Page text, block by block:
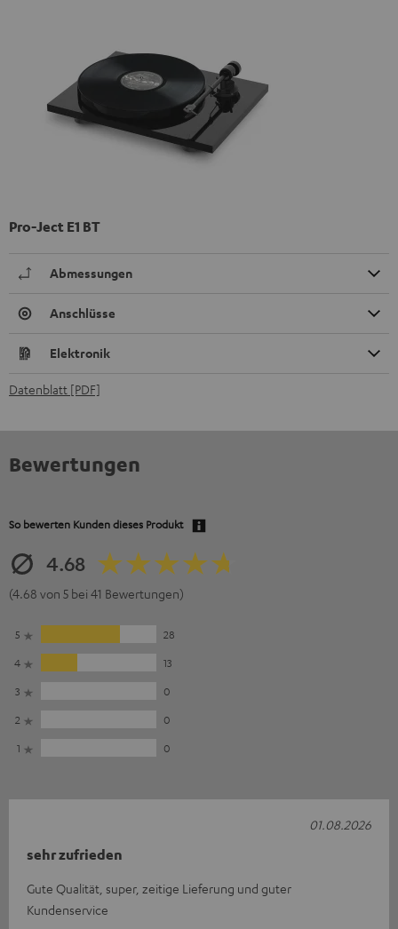
Pro-Ject E1 BT
Abmessungen
Anschlüsse
Elektronik
Datenblatt [PDF]
Bewertungen
So bewerten Kunden dieses Produkt
4.68
(4.68 von 5 bei 41 Bewertungen)
5
28
4
13
3
0
2
0
1
0
sehr zufrieden
Gute Qualität, super, zeitige Lieferung und guter
Kundenservice
01.08.2026